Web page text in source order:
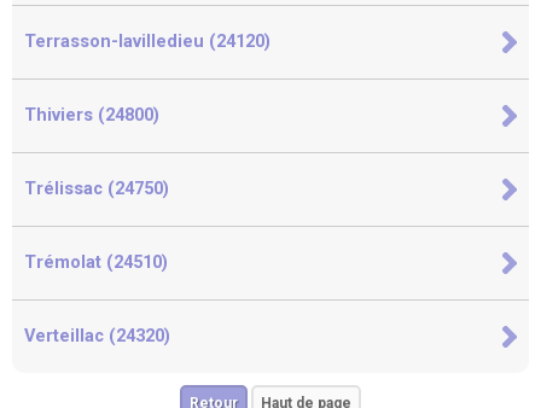
Terrasson-lavilledieu (24120)
Thiviers (24800)
Trélissac (24750)
Trémolat (24510)
Verteillac (24320)
Retour Haut de page